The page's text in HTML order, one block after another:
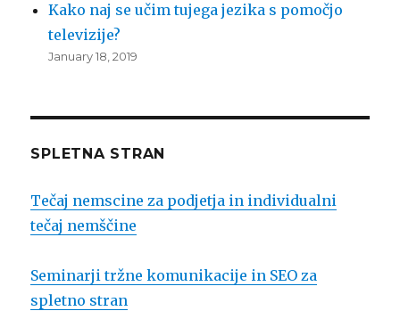
Kako naj se učim tujega jezika s pomočjo
televizije?
January 18, 2019
SPLETNA STRAN
Tečaj nemscine za podjetja in individualni
tečaj nemščine
Seminarji tržne komunikacije in SEO za
spletno stran